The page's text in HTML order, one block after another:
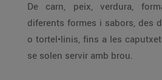
De carn, peix, verdura,
diferents formes i sabors, des
o tortel•linis, fins a les
se solen servir amb brou.